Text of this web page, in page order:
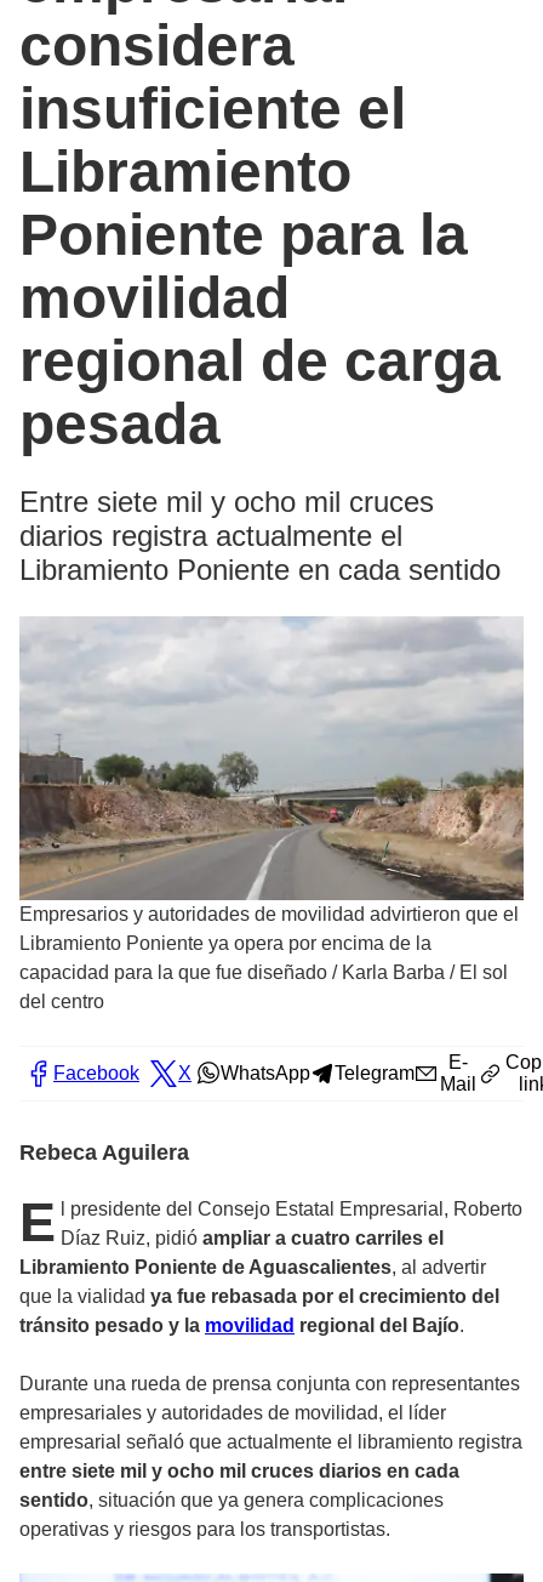
considera
insuficiente el
Libramiento
Poniente para la
movilidad
regional de carga
pesada
Entre siete mil y ocho mil cruces
diarios registra actualmente el
Libramiento Poniente en cada sentido
Empresarios y autoridades de movilidad advirtieron que el
Libramiento Poniente ya opera por encima de la
capacidad para la que fue diseñado / Karla Barba / El sol
del centro
Facebook X WhatsApp Telegram
E-
Mail
Rebeca Aguilera
E
l presidente del Consejo Estatal Empresarial, Roberto
Díaz Ruiz, pidió ampliar a cuatro carriles el
Libramiento Poniente de Aguascalientes, al advertir
que la vialidad ya fue rebasada por el crecimiento del
tránsito pesado y la movilidad regional del Bajío.
Durante una rueda de prensa conjunta con representantes
empresariales y autoridades de movilidad, el líder
empresarial señaló que actualmente el libramiento registra
entre siete mil y ocho mil cruces diarios en cada
sentido, situación que ya genera complicaciones
operativas y riesgos para los transportistas.